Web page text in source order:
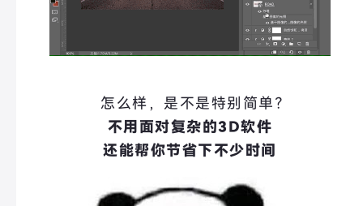
怎么样，是不是特别简单？
不用面对复杂的3D软件
还能帮你节省下不少时间